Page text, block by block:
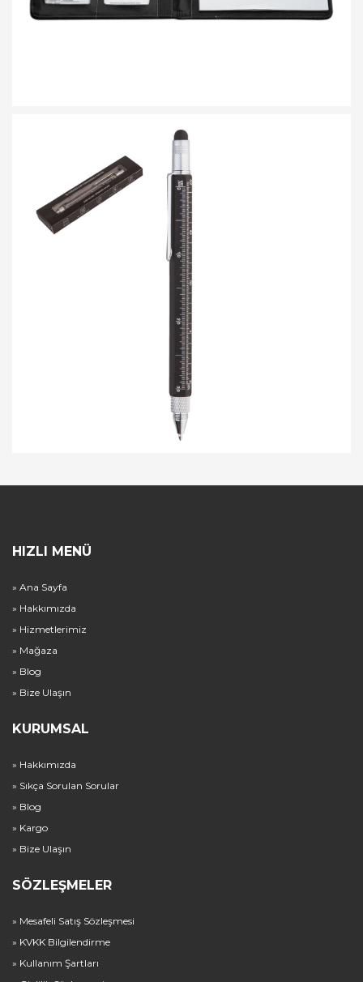
HIZLI MENÜ
» Ana Sayfa
» Hakkımızda
» Hizmetlerimiz
» Mağaza
» Blog
» Bize Ulaşın
KURUMSAL
» Hakkımızda
» Sıkça Sorulan Sorular
» Blog
» Kargo
» Bize Ulaşın
SÖZLEŞMELER
» Mesafeli Satış Sözleşmesi
» KVKK Bilgilendirme
» Kullanım Şartları